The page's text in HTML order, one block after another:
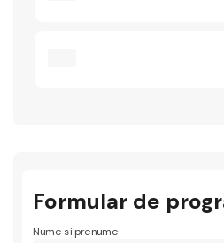
Formular de
Nume si prenume